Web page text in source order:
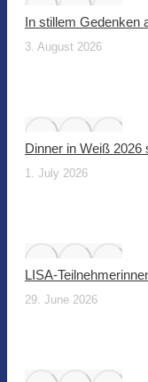
In stillem Gedenken
3. August 2026
Dinner in Weiß
1. July 2026
LISA-
29. June 2026